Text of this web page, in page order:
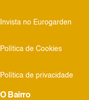
Invista no Eurogarden
Política de Cookies
Política de privacidade
O Bairro